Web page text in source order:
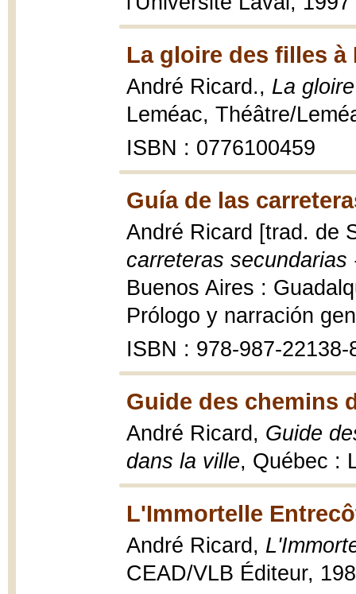
La gloire des filles à
André Ricard., La
Leméac, Théâtre/
ISBN : 0776100459
Guía de las
André Ricard [trad. de
carreteras
Buenos Aires :
Prólogo y narración
ISBN : 978-987-22138-
Guide des chemins
André Ricard, Guide
dans la ville, Québec :
L'Immortelle
André Ricard,
CEAD/VLB Éditeur,